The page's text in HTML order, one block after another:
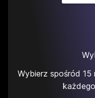
Wybierz spośród